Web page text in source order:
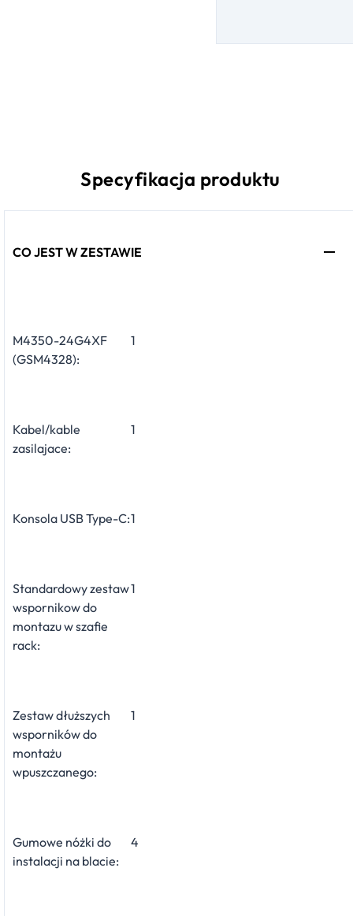
Specyfikacja produktu
CO JEST W ZESTAWIE
M4350-24G4XF
(GSM4328):
1
Kabel/kable
zasilajace:
1
Konsola USB Type-C:1
Standardowy zestaw
wspornikow do
montazu w szafie
rack:
1
Zestaw dłuższych
wsporników do
montażu
wpuszczanego:
1
Gumowe nóżki do
instalacji na blacie:
4